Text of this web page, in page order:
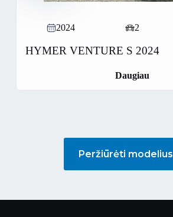
2024 2
HYMER VENTURE S 2024
Daugiau
Peržiūrėti modelius